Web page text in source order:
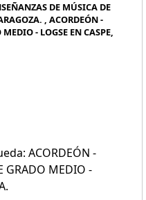
DE MÚSICA DE
, ACORDEÓN -
- LOGSE EN CASPE,
ACORDEÓN -
GRADO MEDIO -